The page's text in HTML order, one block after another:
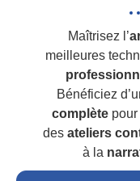
Maîtrisez l’
meilleures
Bénéficiez
complète
des ateliers
à la